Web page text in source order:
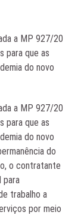
a MP 927/20
para que as
do novo
a MP 927/20
para que as
do novo
do
o contratante
para
trabalho a
por meio